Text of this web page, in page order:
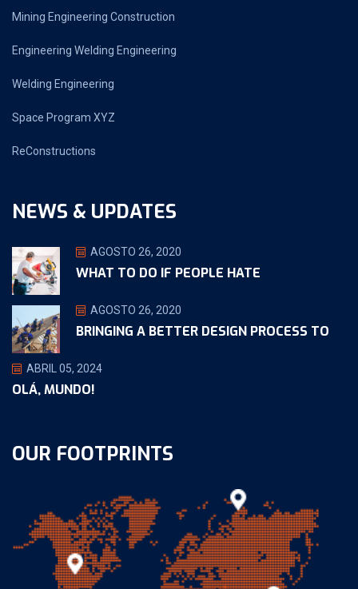
Mining Engineering Construction
Engineering Welding Engineering
Welding Engineering
Space Program XYZ
ReConstructions
NEWS & UPDATES
AGOSTO 26, 2020
WHAT TO DO IF PEOPLE HATE
AGOSTO 26, 2020
BRINGING A BETTER DESIGN PROCESS TO
ABRIL 05, 2024
OLÁ, MUNDO!
OUR FOOTPRINTS